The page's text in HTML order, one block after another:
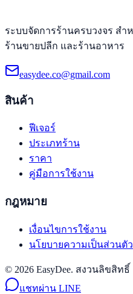
ระบบจัดการร้านครบวงจร สำ
ร้านขายปลีก และร้านอาหาร
easydee.co@gmail.com
สินค้า
ฟีเจอร์
ประเภทร้าน
ราคา
คู่มือการใช้งาน
กฎหมาย
เงื่อนไขการใช้งาน
นโยบายความเป็นส่วนตัว
© 2026 EasyDee. สงวนลิขสิทธิ์
แชทผ่าน LINE